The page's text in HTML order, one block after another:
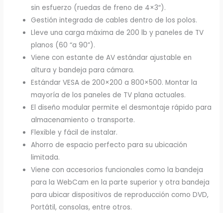
sin esfuerzo (ruedas de freno de 4×3″).
Gestión integrada de cables dentro de los polos.
Lleve una carga máxima de 200 lb y paneles de TV
planos (60 “a 90”).
Viene con estante de AV estándar ajustable en
altura y bandeja para cámara.
Estándar VESA de 200×200 a 800×500. Montar la
mayoría de los paneles de TV plana actuales.
El diseño modular permite el desmontaje rápido para
almacenamiento o transporte.
Flexible y fácil de instalar.
Ahorro de espacio perfecto para su ubicación
limitada.
Viene con accesorios funcionales como la bandeja
para la WebCam en la parte superior y otra bandeja
para ubicar dispositivos de reproducción como DVD,
Portátil, consolas, entre otros.